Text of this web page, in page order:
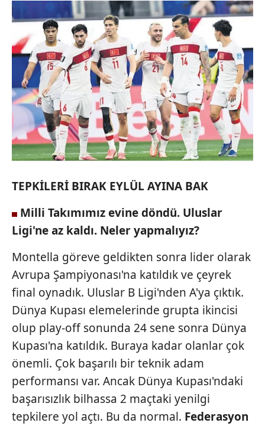
hazırlanmış Aydınlatma Metnimizi okumak ve sitemizde
ilgili mevzuata uygun olarak kullanılan çerezlerle ilgili bilgi
almak için lütfentıklayınız
TEPKİLERİ BIRAK EYLÜL AYINA BAK
Milli Takımımız evinedöndü. Uluslar
Ligi'ne az kaldı. Neler yapmalıyız?
Montella göreve geldikten sonra lider olarak
Avrupa Şampiyonası'na katıldık ve çeyrek
final oynadık. Uluslar B Ligi'nden A'ya çıktık.
Dünya Kupası elemelerinde grupta ikincisi
olup play-off sonunda 24 sene sonra Dünya
Kupası'na katıldık. Buraya kadar olanlar çok
önemli. Çok başarılı bir teknik adam
performansı var. Ancak Dünya Kupası'ndaki
başarısızlık bilhassa 2 maçtaki yenilgi
tepkilere yol açtı. Bu da normal. Federasyon